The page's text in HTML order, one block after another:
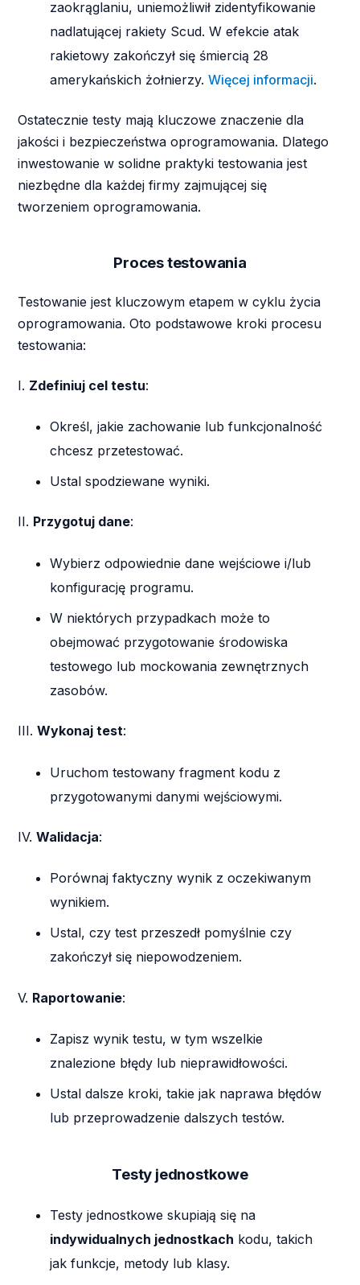
zaokrąglaniu, uniemożliwił zidentyfikowanie
nadlatującej rakiety Scud. W efekcie atak
rakietowy zakończył się śmiercią 28
amerykańskich żołnierzy.Więcej informacji.
Ostatecznie testy mają kluczowe znaczenie dla
jakości i bezpieczeństwa oprogramowania. Dlatego
inwestowanie w solidne praktyki testowania jest
niezbędne dla każdej firmy zajmującej się
tworzeniem oprogramowania.
Proces testowania
Testowanie jest kluczowym etapem w cyklu życia
oprogramowania. Oto podstawowe kroki procesu
testowania:
I. Zdefiniuj cel testu:
Określ, jakie zachowanie lub funkcjonalność
chcesz przetestować.
Ustal spodziewane wyniki.
II. Przygotuj dane:
Wybierz odpowiednie dane wejściowe i/lub
konfigurację programu.
W niektórych przypadkach może to
obejmować przygotowanie środowiska
testowego lub mockowania zewnętrznych
zasobów.
III.Wykonaj test:
Uruchom testowany fragment kodu z
przygotowanymi danymi wejściowymi.
IV.Walidacja:
Porównaj faktyczny wynik z oczekiwanym
wynikiem.
Ustal, czy test przeszedł pomyślnie czy
zakończył się niepowodzeniem.
V. Raportowanie:
Zapisz wynik testu, w tym wszelkie
znalezione błędy lub nieprawidłowości.
Ustal dalsze kroki, takie jak naprawa błędów
lub przeprowadzenie dalszych testów.
Testy jednostkowe
Testy jednostkowe skupiają się na
indywidualnych jednostkach kodu, takich
jak funkcje, metody lub klasy.